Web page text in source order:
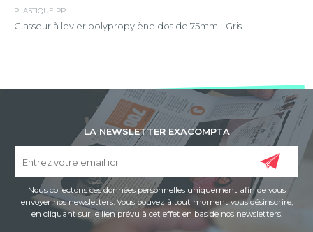
PLASTIQUE PP
Classeur à levier polypropylène dos de 75mm - Gris
LA NEWSLETTER EXACOMPTA
Nous collectons ces données personnelles uniquement afin de vous
envoyer nos newsletters. Vous pouvez à tout moment vous désinscrire,
en cliquant sur le lien prévu à cet effet en bas de nos newsletters.